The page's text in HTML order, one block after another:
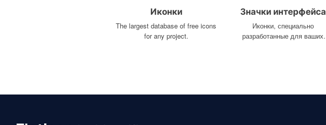
Иконки
The largest database of free icons
for any project.
Значки интерфейса
Иконки, специально
разработанные для ваших